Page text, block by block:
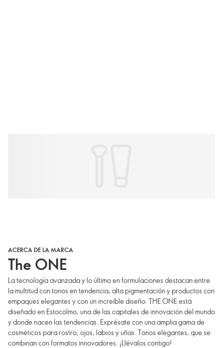
ACERCA DE LA MARCA
The ONE
La tecnología avanzada y lo último en formulaciones destacan entre
la multitud con tonos en tendencia, alta pigmentación y productos con
empaques elegantes y con un increíble diseño. THE ONE está
diseñado en Estocolmo, una de las capitales de innovación del mundo
y donde nacen las tendencias. Exprésate con una amplia gama de
cosméticos para rostro, ojos, labios y uñas. Tonos elegantes, que se
combinan con formatos innovadores. ¡Llévalos contigo!